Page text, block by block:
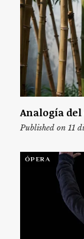
Analogía
Published on 11
ÓPERA